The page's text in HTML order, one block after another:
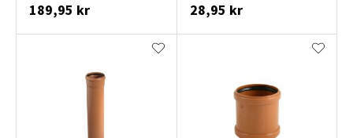
189,95 kr 28,95 kr